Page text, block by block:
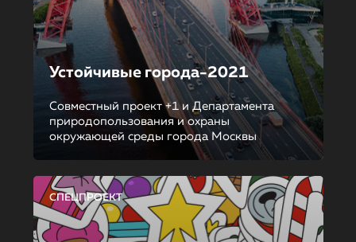
Устойчивые города-2021
Совместный проект +1 и Департамента
природопользования и охраны
окружающей среды города Москвы
СПЕЦПРОЕКТ